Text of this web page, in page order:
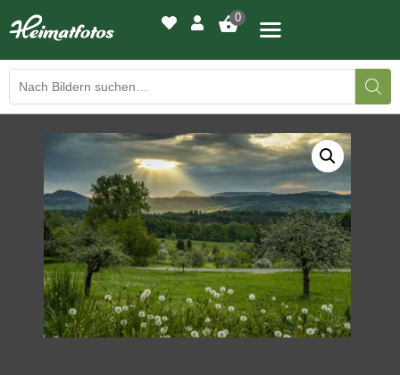
0
BILDERGALERIE
DRUCKQUALITÄTEN
LED-LEUCHTBILDER
WIR DRUCKEN IHR BILD
AUSSTELLUNGEN